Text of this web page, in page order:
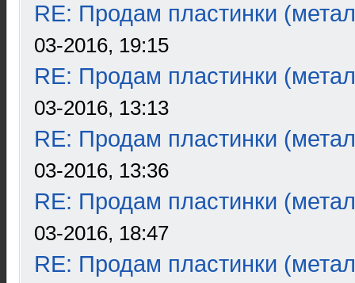
RE: Продам пластинки
03-2016, 19:15
RE: Продам пластинки
03-2016, 13:13
RE: Продам пластинки
03-2016, 13:36
RE: Продам пластинки
03-2016, 18:47
RE: Продам пластинки